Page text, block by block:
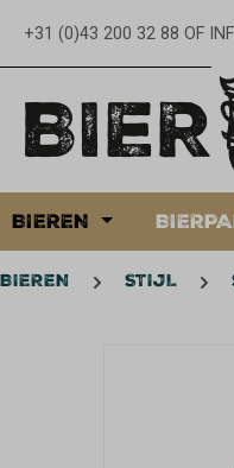
Ga naar de
+31 (0)43 200 32 88 OF
BIEREN
BIEREN STIJL